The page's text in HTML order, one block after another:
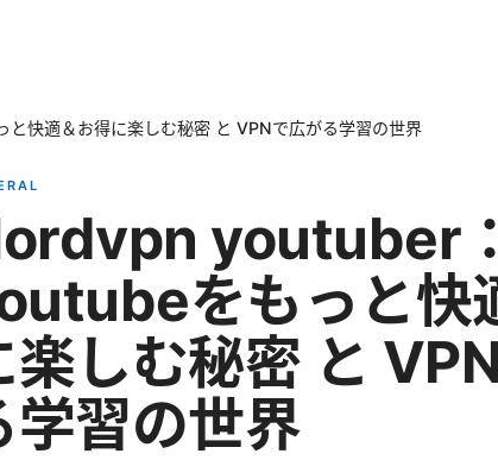
快適＆お得に楽しむ秘密 と VPNで広がる学習の世界
youtuber：
をもっと快
楽しむ秘密 と
学習の世界